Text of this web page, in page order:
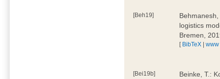
[Beh19]
logistics
Bremen,
[ BibTeX |www
[Bei19b]
Beinke, T.: